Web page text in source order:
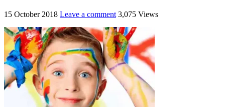
15 October 2018 Leave a comment 3,075 Views